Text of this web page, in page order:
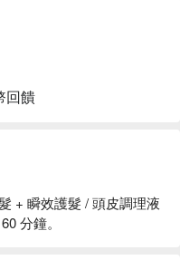
回饋
+ 瞬效護髮 / 頭皮調理液
分鐘。